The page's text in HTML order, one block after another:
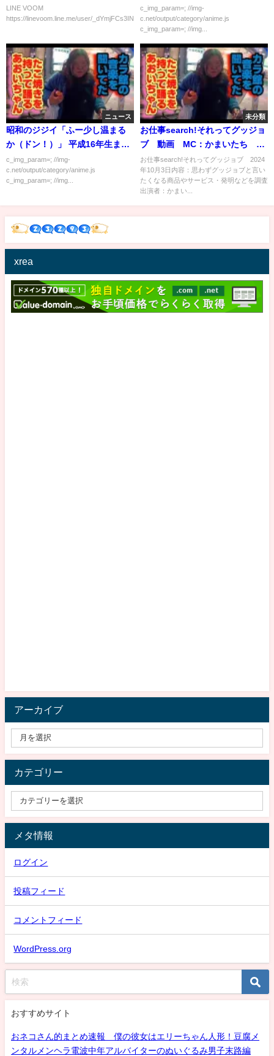
LINE VOOM
https://linevoom.line.me/user/_dYmjFCs3INrV72975zKFZ_tItliib...
c_img_param=; //img-
c.net/output/category/anime.js
c_img_param=; //img...
ニュース
昭和のジジイ「ふー少し温まる
か（ドン！）」 平成16年生まれ
イケメン俺「え？これなんです
か？」
c_img_param=; //img-
c.net/output/category/anime.js
c_img_param=; //img...
未分類
お仕事search!それってグッジョ
ブ 動画 MC：かまいたち 10
月3日
お仕事search!それってグッジョブ 2024
年10月3日内容：思わずグッジョブと言い
たくなる商品やサービス・発明などを調査
出演者：かまい...
xrea
アーカイブ
カテゴリー
メタ情報
ログイン
投稿フィード
コメントフィード
WordPress.org
おすすめサイト
おネコさん的まとめ速報 僕の彼女はエリーちゃん人形！豆腐メ
ンタルメンヘラ電波中年アルバイターのぬいぐるみ男子末路編